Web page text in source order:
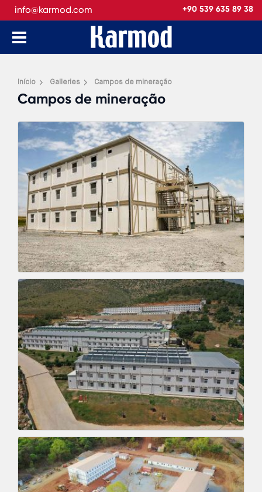
info@karmod.com +90 539 635 89 38
Início Galleries Campos de mineração
Campos de mineração